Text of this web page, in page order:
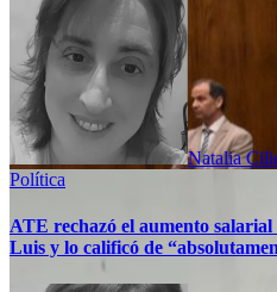
Natalia
Política
ATE rechazó el aumento
Luis y lo calificó de